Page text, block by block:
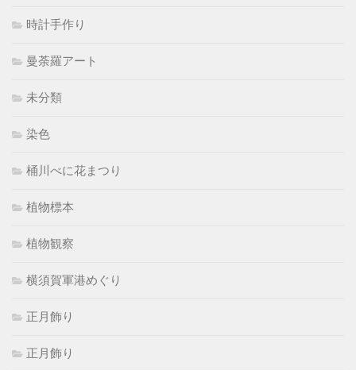
時計手作り
曼荼羅アート
未分類
染色
桶川べに花まつり
植物標本
植物観察
横須賀軍港めぐり
正月飾り
正月飾り